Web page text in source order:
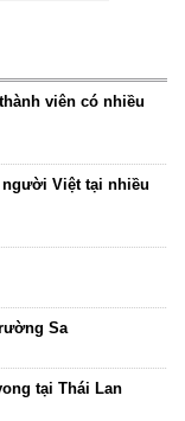
viên có nhiều
Việt tại nhiều
Sa
tại Thái Lan